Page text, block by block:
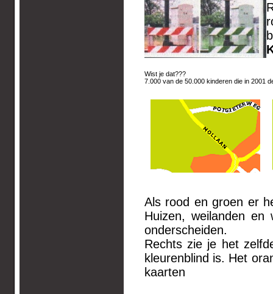
Wist je dat???
7.000 van de 50.000 kinderen die in 2001
Als rood en groen er
Huizen, weilanden
onderscheiden.
Rechts zie je het
kleurenblind is. Het
kaarten